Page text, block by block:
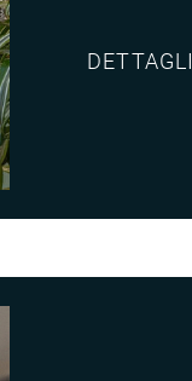
DETTAGLI